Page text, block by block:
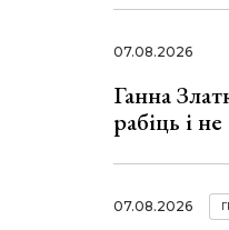
07.08.2026
Ганна
рабіць і
07.08.2026